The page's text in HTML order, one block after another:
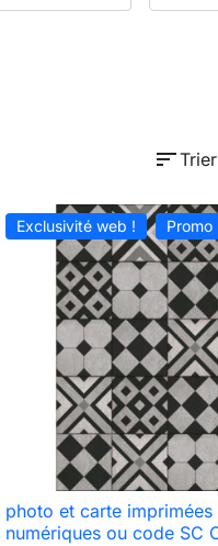
sort
Exclusivité web ! Promo
 Aperçu rapide
photo et carte imprimées
numériques ou code SC